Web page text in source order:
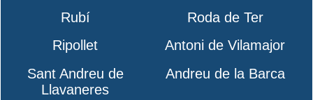
Rubí
Roda de Ter
Ripollet
Antoni de Vilamajor
Sant Andreu de
Llavaneres
Andreu de la Barca